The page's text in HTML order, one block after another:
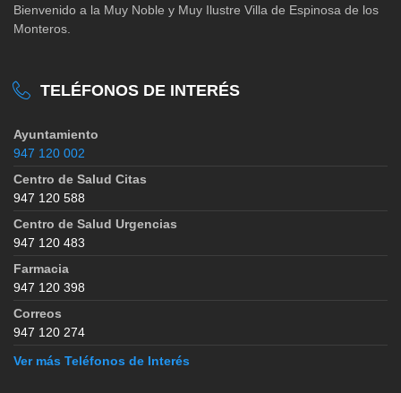
Bienvenido a la Muy Noble y Muy Ilustre Villa de Espinosa de los
Monteros.
TELÉFONOS DE INTERÉS
Ayuntamiento
947 120 002
Centro de Salud Citas
947 120 588
Centro de Salud Urgencias
947 120 483
Farmacia
947 120 398
Correos
947 120 274
Ver más Teléfonos de Interés